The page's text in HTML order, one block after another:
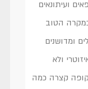
ועיתונאים
הטוב
ומדושנים
ולא
קצרה כמה